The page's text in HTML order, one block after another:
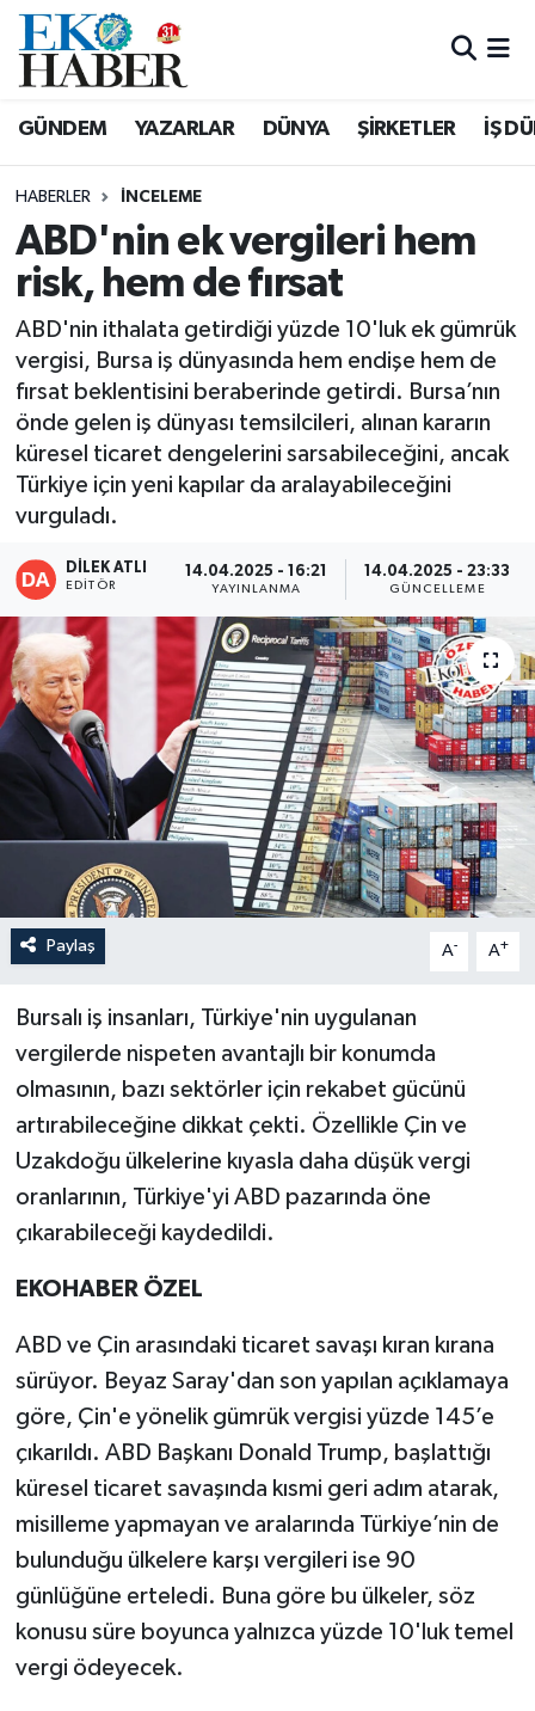
GÜNDEM YAZARLAR DÜNYA ŞİRKETLER İŞ
HABERLER İNCELEME
ABD'nin ek vergileri hem
risk, hem de fırsat
ABD'nin ithalata getirdiği yüzde 10'luk ek gümrük
vergisi, Bursa iş dünyasında hem endişe hem de
fırsat beklentisini beraberinde getirdi. Bursa’nın
önde gelen iş dünyası temsilcileri, alınan kararın
küresel ticaret dengelerini sarsabileceğini, ancak
Türkiye için yeni kapılar da aralayabileceğini
vurguladı.
DİLEK ATLI
EDITÖR
14.04.2025 - 16:21
YAYINLANMA
14.04.2025 - 23:33
GÜNCELLEME
Paylaş A- A+
Bursalı iş insanları, Türkiye'nin uygulanan
vergilerde nispeten avantajlı bir konumda
olmasının, bazı sektörler için rekabet gücünü
artırabileceğine dikkat çekti. Özellikle Çin ve
Uzakdoğu ülkelerine kıyasla daha düşük vergi
oranlarının, Türkiye'yi ABD pazarında öne
çıkarabileceği kaydedildi.
EKOHABER ÖZEL
ABD ve Çin arasındaki ticaret savaşı kıran kırana
sürüyor. Beyaz Saray'dan son yapılan açıklamaya
göre, Çin'e yönelik gümrük vergisi yüzde 145’e
çıkarıldı. ABD Başkanı Donald Trump, başlattığı
küresel ticaret savaşında kısmi geri adım atarak,
misilleme yapmayan ve aralarında Türkiye’nin de
bulunduğu ülkelere karşı vergileri ise 90
günlüğüne erteledi. Buna göre bu ülkeler, söz
konusu süre boyunca yalnızca yüzde 10'luk temel
vergi ödeyecek.
Hava Durumu
Tüm Manşetler
Son Dakika Haberleri
Haber Arşivi